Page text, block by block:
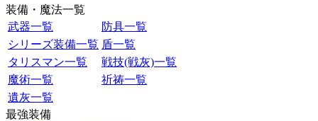
装備・魔法一覧
武器一覧
防具一覧
シリーズ装備一覧 盾一覧
タリスマン一覧
戦技(戦灰)一覧
魔術一覧
祈祷一覧
遺灰一覧
最強装備